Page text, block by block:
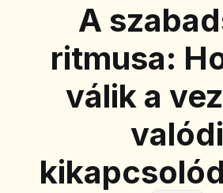
A
ritmusa:
válik a
valódi